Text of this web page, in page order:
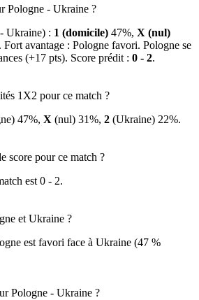
Pologne - Ukraine ?
Ukraine) : 1 (domicile) 47%, X (nul)
Fort avantage : Pologne favori. Pologne se
(+17 pts). Score prédit : 0 - 2.
1X2 pour ce match ?
47%, X (nul) 31%, 2 (Ukraine) 22%.
score pour ce match ?
est 0 - 2.
et Ukraine ?
est favori face à Ukraine (47 %
Pologne - Ukraine ?